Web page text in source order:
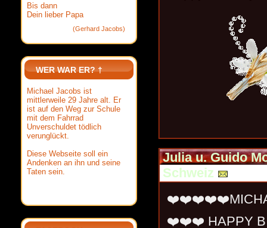
Julia u. Guido
Schweiz
❤️❤️❤️ HAPPY
Bis dann
Dein lieber Papa
(Gerhard Jacobs)
WER WAR ER? †
Michael Jacobs ist
mittlerweile 29 Jahre alt. Er
ist auf den Weg zur Schule
mit dem Fahrrad
Unverschuldet tödlich
verunglückt.
Diese Webseite soll ein
Andenken an ihn und seine
Taten sein.